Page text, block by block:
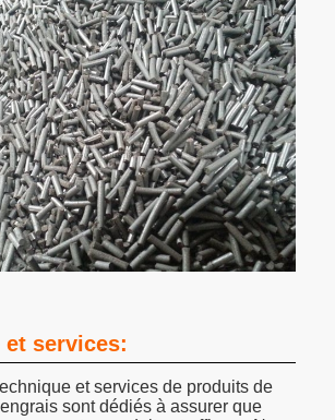
services:
et services de produits de
sont dédiés à assurer que